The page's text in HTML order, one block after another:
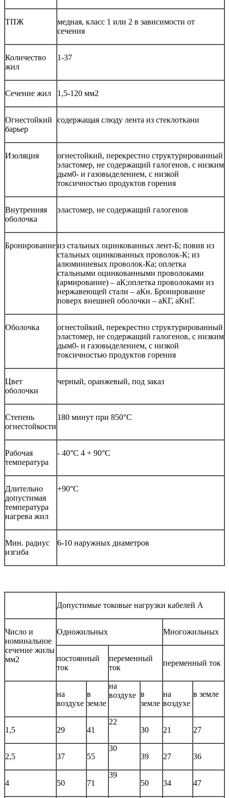
ТПЖ
медная, класс 1 или 2 в зависимости от
сечения
Количество
жил
1-37
Сечение жил 1,5-120 мм2
Огнестойкий
барьер
содержащая слюду лента из стеклоткани
Изоляция
огнестойкий, перекрестно структурированный
эластомер, не содержащий галогенов, с низким
дым0- и газовыделением, с низкой
токсичностью продуктов горения
Внутренняя
оболочка
эластомер, не содержащий галогенов
Бронированиеиз стальных оцинкованных лент-Б; повив из
стальных оцинкованных проволок-К; из
алюминиевых проволок-Ка; оплетка
стальными оцинкованными проволоками
(армирование) – аК;оплетка проволоками из
нержавеющей стали – аКн. Бронирование
поверх внешней оболочки – аКГ, аКнГ.
Оболочка
огнестойкий, перекрестно структурированный
эластомер, не содержащий галогенов, с низким
дым0- и газовыделением, с низкой
токсичностью продуктов горения
Цвет
оболочки
черный, оранжевый, под заказ
Степень
огнестойкости
180 минут при 850°С
Рабочая
температура
- 40°С 4 + 90°С
Длительно
допустимая
температура
нагрева жил
+90°С
Мин. радиус
изгиба
6-10 наружных диаметров
Допустимые токовые нагрузки кабелей А
Число и
номинальное
сечение жилы
мм2
Одножильных Многожильных
постоянный
ток
переменный
ток
переменный ток
на
воздухе
в
земле
на
воздухе в
земле
на
воздухе
в земле
1,5 29 41
22
30
21 27
2,5 37 55
30
39
27 36
4 50 71
39
50
34 47